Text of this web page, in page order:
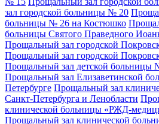
зал городской больницы № 20
больницы № 26 на Костюшко
больницы Святого Праведного
Прощальный зал городской
Прощальный зал городской
Прощальный зал детской
Прощальный зал Елизаветинской
Петербурге Прощальный зал
Санкт-Петербурга и Ленобласти
клинической больницы «РЖД-
Прощальный зал клинической